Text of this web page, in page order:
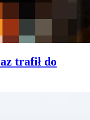
trafił do